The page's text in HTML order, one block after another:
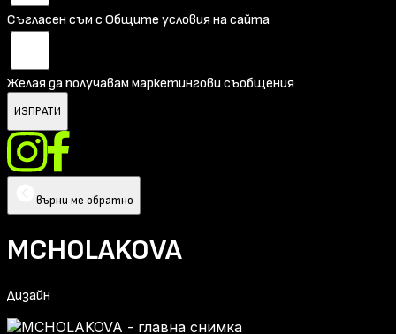
Съгласен съм с Общите условия на сайта
Желая да получавам маркетингови съобщения
ИЗПРАТИ
върни ме обратно
MCHOLAKOVA
Дизайн